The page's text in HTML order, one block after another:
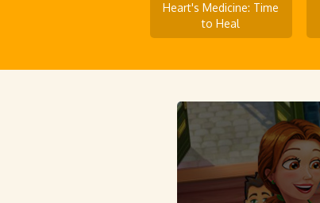
Heart's Medicine: Time
to Heal